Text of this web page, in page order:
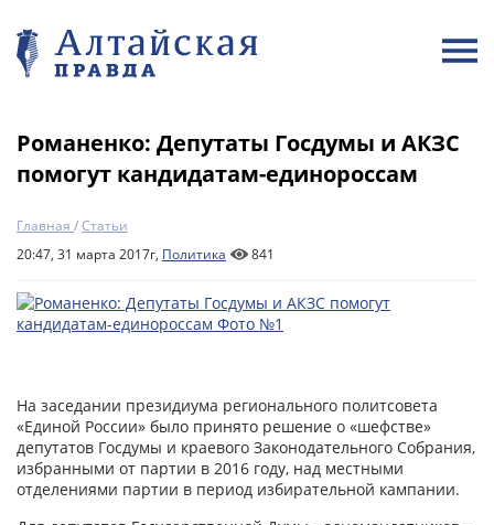
Романенко: Депутаты Госдумы и АКЗС
помогут кандидатам-единороссам
Главная /Статьи
20:47, 31 марта 2017г, Политика 841
На заседании президиума регионального политсовета
«Единой России» было принято решение о «шефстве»
депутатов Госдумы и краевого Законодательного Собрания,
избранными от партии в 2016 году, над местными
отделениями партии в период избирательной кампании.